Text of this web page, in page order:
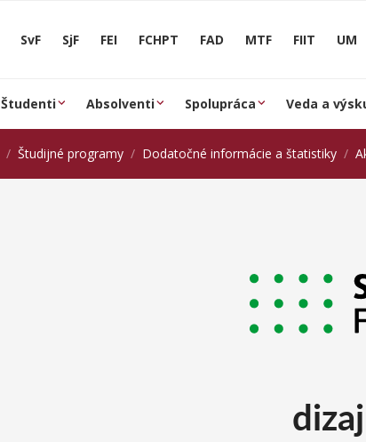
SvF SjF FEI FCHPT FAD MTF FIIT UM
Študenti Absolventi Spolupráca Veda a
Študijné programy Dodatočné informácie a štatistiky